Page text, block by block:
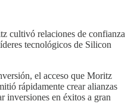
cultivó relaciones de confianza
tecnológicos de Silicon
el acceso que Moritz
rápidamente crear alianzas
inversiones en éxitos a gran